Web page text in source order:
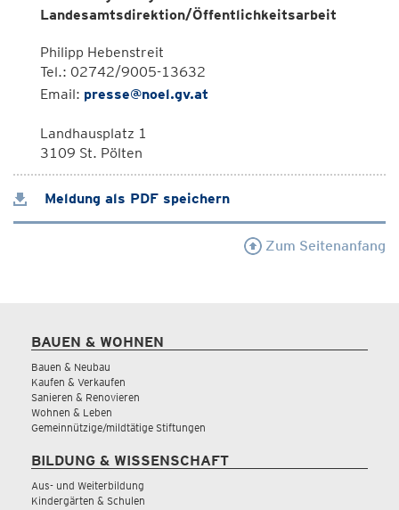
Landesamtsdirektion/Öffentlichkeitsarbeit
Philipp Hebenstreit
Tel.: 02742/9005-13632
Email: presse@noel.gv.at
Landhausplatz 1
3109 St. Pölten
Meldung als PDF speichern
Zum Seitenanfang
BAUEN & WOHNEN
Bauen & Neubau
Kaufen & Verkaufen
Sanieren & Renovieren
Wohnen & Leben
Gemeinnützige/mildtätige Stiftungen
BILDUNG & WISSENSCHAFT
Aus- und Weiterbildung
Kindergärten & Schulen